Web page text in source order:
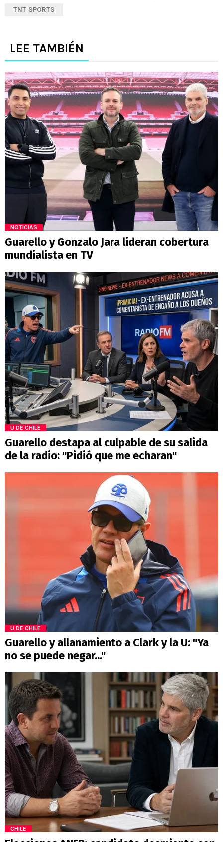
TNT SPORTS
LEE TAMBIÉN
NOTICIAS
Guarello y Gonzalo Jara lideran cobertura
mundialista en TV
U DE CHILE
Guarello destapa al culpable de su salida
de la radio: "Pidió que me echaran"
U DE CHILE
Guarello y allanamiento a Clark y la U: "Ya
no se puede negar..."
CHILE